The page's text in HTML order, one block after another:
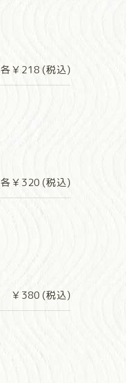
各￥218 (税込)
各￥320 (税込)
￥380 (税込)